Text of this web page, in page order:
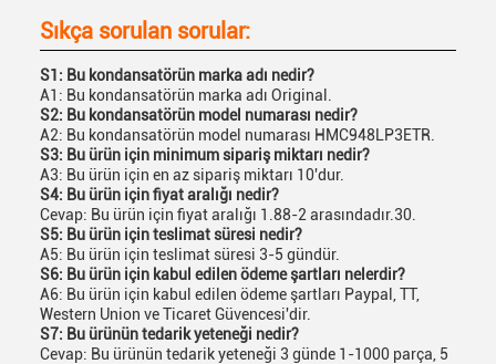
Sıkça sorulan sorular:
S1: Bu kondansatörün marka adı nedir?
A1: Bu kondansatörün marka adı Original.
S2: Bu kondansatörün model numarası nedir?
A2: Bu kondansatörün model numarası HMC948LP3ETR.
S3: Bu ürün için minimum sipariş miktarı nedir?
A3: Bu ürün için en az sipariş miktarı 10'dur.
S4: Bu ürün için fiyat aralığı nedir?
Cevap: Bu ürün için fiyat aralığı 1.88-2 arasındadır.30.
S5: Bu ürün için teslimat süresi nedir?
A5: Bu ürün için teslimat süresi 3-5 gündür.
S6: Bu ürün için kabul edilen ödeme şartları nelerdir?
A6: Bu ürün için kabul edilen ödeme şartları Paypal, TT,
Western Union ve Ticaret Güvencesi'dir.
S7: Bu ürünün tedarik yeteneği nedir?
Cevap: Bu ürünün tedarik yeteneği 3 günde 1-1000 parça, 5